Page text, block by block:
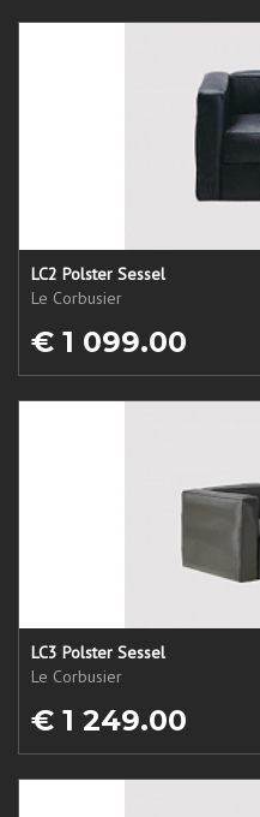
LC2 Polster Sessel
Le Corbusier
€ 1 099.00
LC3 Polster Sessel
Le Corbusier
€ 1 249.00